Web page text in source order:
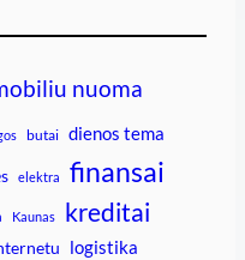
nuoma
butai dienos tema
elektra finansai
Kaunas kreditai
logistika